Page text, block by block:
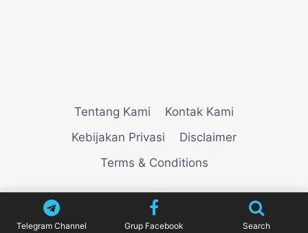
Tentang Kami
Kontak Kami
Kebijakan Privasi
Disclaimer
Terms & Conditions
VIEWNEWZ
Telegram Channel Grup Facebook Search